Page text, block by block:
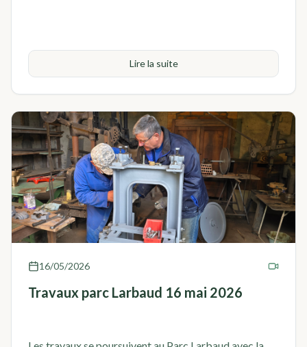
Lire la suite
16/05/2026
Travaux parc Larbaud 16 mai 2026